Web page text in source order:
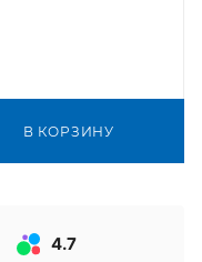
В КОРЗИНУ
4.7